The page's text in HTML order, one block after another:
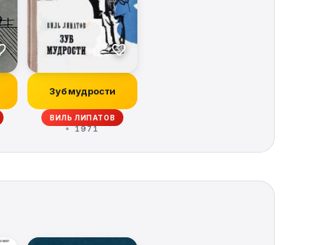
Зуб мудрости
ВИЛЬ ЛИПАТОВ
1971